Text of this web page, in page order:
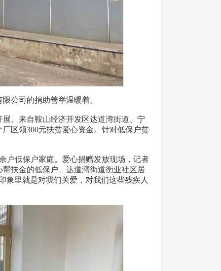
公司的捐助善举温暖着。
。来自鞍山经济开发区达道湾街道、宁
区领300元扶贫爱心资金。针对低保户贫
低保户家庭。爱心捐赠发放现场，记者
扶金的低保户、达道湾街道衡业社区居
象里就是对我们关爱，对我们这些残疾人